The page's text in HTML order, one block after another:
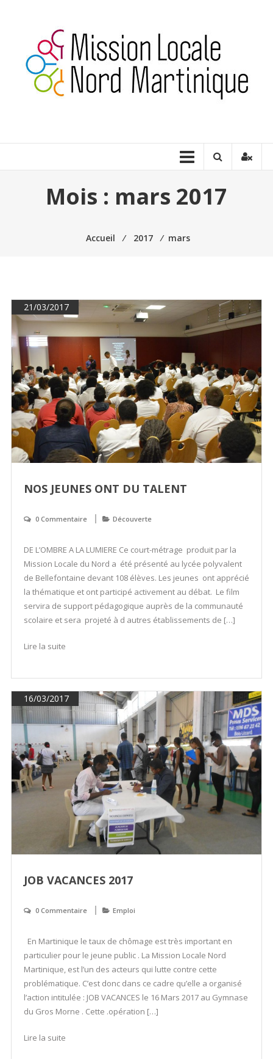
ensemble
Mois : mars 2017
Accueil ⁄ 2017 ⁄ mars
21/03/2017
NOS JEUNES ONT DU TALENT
0 Commentaire Découverte
DE L’OMBRE A LA LUMIERE Ce court-métrage produit par la
Mission Locale du Nord a été présenté au lycée polyvalent
de Bellefontaine devant 108 élèves. Les jeunes ont apprécié
la thématique et ont participé activement au débat. Le film
servira de support pédagogique auprès de la communauté
scolaire et sera projeté à d autres établissements de […]
Lire la suite
16/03/2017
JOB VACANCES 2017
0 Commentaire Emploi
En Martinique le taux de chômage est très important en
particulier pour le jeune public . La Mission Locale Nord
Martinique, est l’un des acteurs qui lutte contre cette
problématique. C’est donc dans ce cadre qu’elle a organisé
l’action intitulée : JOB VACANCES le 16 Mars 2017 au Gymnase
du Gros Morne . Cette .opération […]
Lire la suite